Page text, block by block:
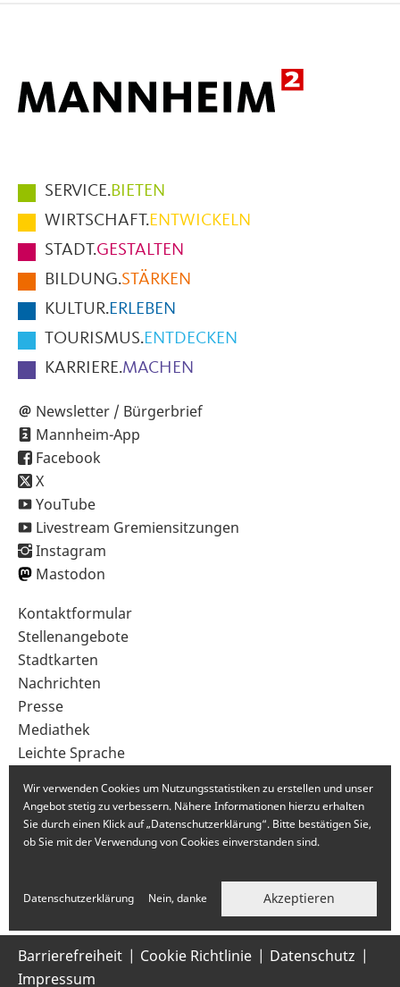
Hauptmenüpunkte
im
Fußbereich
der
Seite
SERVICE.BIETEN
WIRTSCHAFT.ENTWICKELN
STADT.GESTALTEN
BILDUNG.STÄRKEN
KULTUR.ERLEBEN
TOURISMUS.ENTDECKEN
KARRIERE.MACHEN
Newsletter / Bürgerbrief
Mannheim-App
Facebook
X
YouTube
Livestream Gremiensitzungen
Instagram
Mastodon
Sekundärnavigation
im
Fußbereich
Kontaktformular
Stellenangebote
Stadtkarten
Nachrichten
Presse
Mediathek
Leichte Sprache
Barrierefreiheit Cookie Richtlinie
Datenschutz
Impressum
Wir verwenden Cookies um Nutzungsstatistiken zu erstellen und unser
Angebot stetig zu verbessern. Nähere Informationen hierzu erhalten
Sie durch einen Klick auf „Datenschutzerklärung“. Bitte bestätigen Sie,
ob Sie mit der Verwendung von Cookies einverstanden sind.
Datenschutzerklärung Nein, danke Akzeptieren